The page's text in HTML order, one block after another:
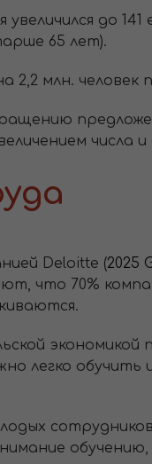
до 141
65 лет).
2,2 млн. человек
числа
Deloitte (2025
что 70%
легко обучить
обучению,